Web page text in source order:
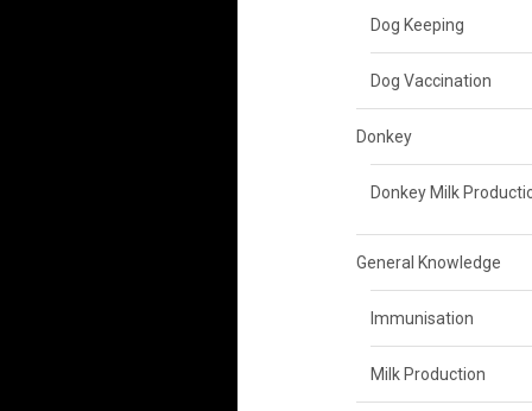
Dog Keeping
Dog Vaccination
Donkey
Donkey Milk
General Knowledge
Immunisation
Milk Production